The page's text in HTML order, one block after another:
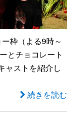
枠（よる9時～
とチョコレート
ャストを紹介し
続きを読む